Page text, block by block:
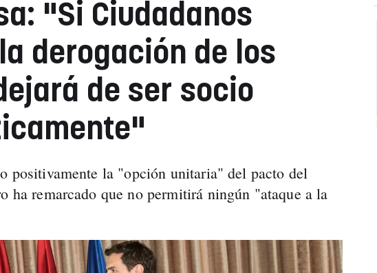
"Si Ciudadanos
derogación de los
de ser socio
positivamente la "opción unitaria" del pacto del
ha remarcado que no permitirá ningún "ataque a la